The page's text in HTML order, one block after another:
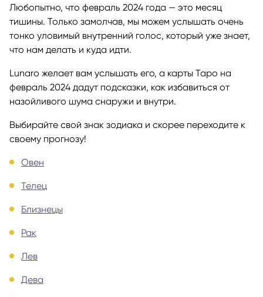
Любопытно, что февраль 2024 года — это месяц
тишины. Только замолчав, мы можем услышать очень
тонко уловимый внутренний голос, который уже знает,
что нам делать и куда идти.
Lunaro желает вам услышать его, а карты Таро на
февраль 2024 дадут подсказки, как избавиться от
назойливого шума снаружи и внутри.
Выбирайте свой знак зодиака и скорее переходите к
своему прогнозу!
Овен
Телец
Близнецы
Рак
Лев
Дева